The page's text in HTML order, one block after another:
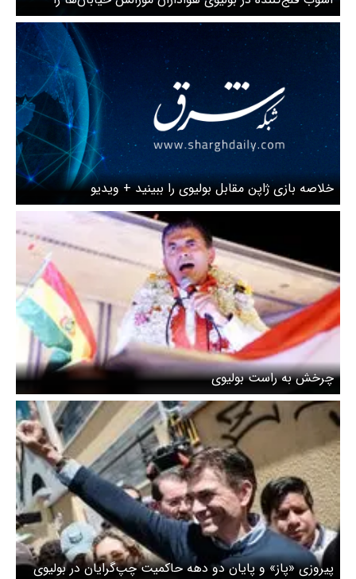
تصرف کردند
خلاصه بازی ژاپن مقابل بولیوی را ببینید + ویدیو
چرخش به راست بولیوی
پیروزی «پاز» و پایان دو دهه حاکمیت چپ‌گرایان در بولیوی